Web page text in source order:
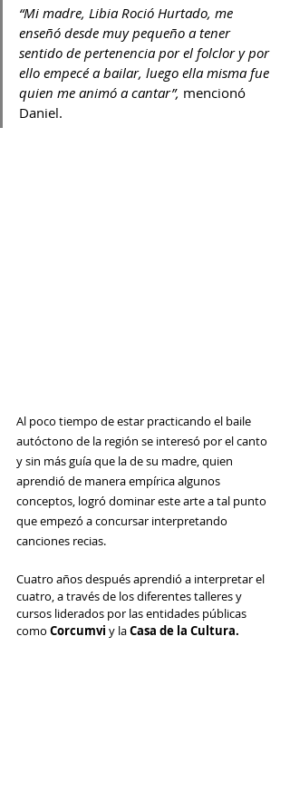
“Mi madre, Libia Roció Hurtado, me
enseñó desde muy pequeño a tener
sentido de pertenencia por el folclor y por
ello empecé a bailar, luego ella misma fue
quien me animó a cantar”, mencionó
Daniel.
Al poco tiempo de estar practicando el baile
autóctono de la región se interesó por el canto
y sin más guía que la de su madre, quien
aprendió de manera empírica algunos
conceptos, logró dominar este arte a tal punto
que empezó a concursar interpretando
canciones recias.
Cuatro años después aprendió a interpretar el
cuatro, a través de los diferentes talleres y
cursos liderados por las entidades públicas
como Corcumvi y la Casa de la Cultura.